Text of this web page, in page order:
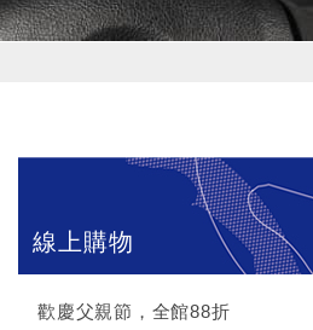
線上購物
歡慶父親節，全館88折